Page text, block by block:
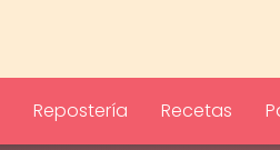
Repostería Recetas